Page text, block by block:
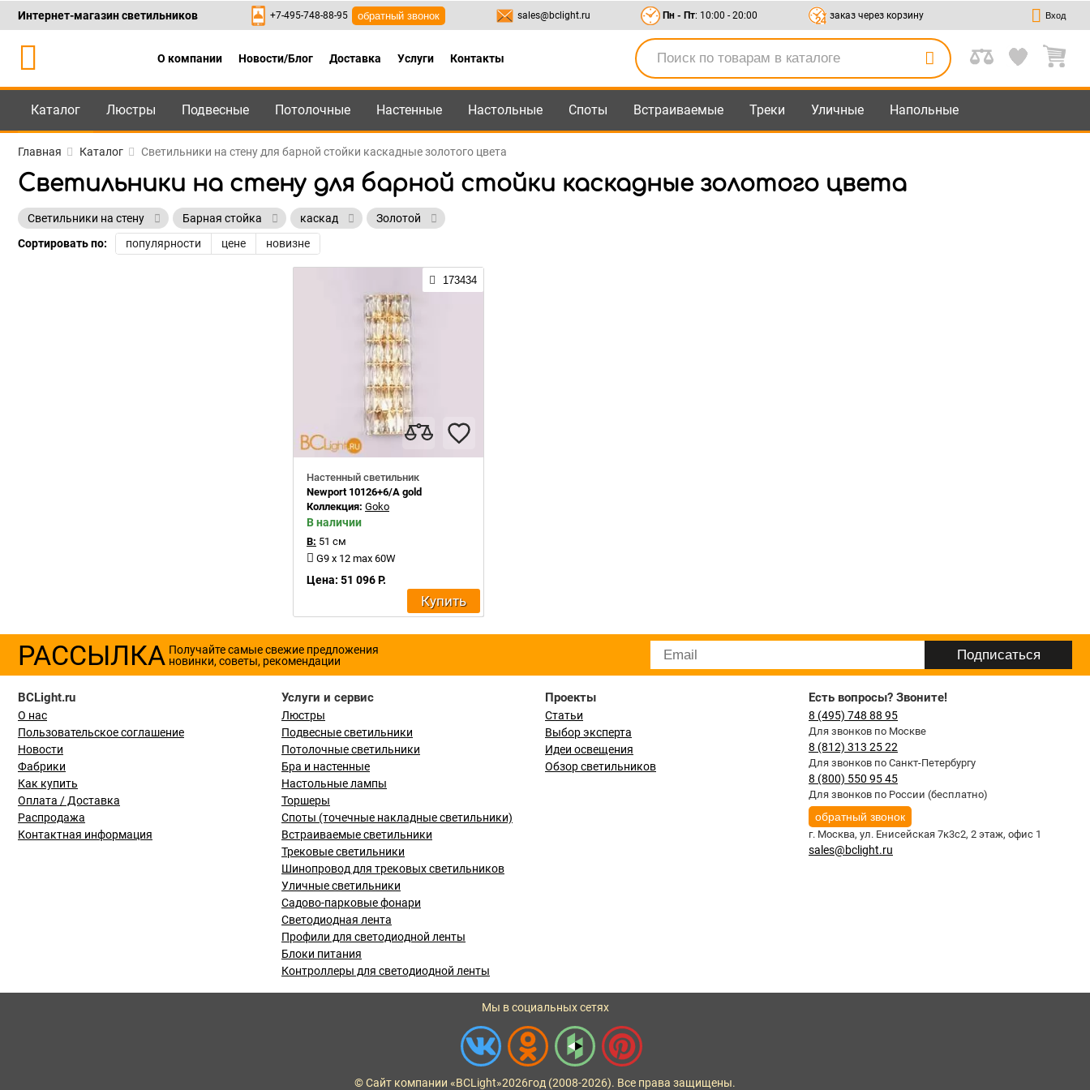
Каталог +7-495-748-88-95 ,8-800-550-95-45 sales@bclight.ru
Интернет-магазин светильников +7-495-748-88-95 обратный звонок sales@bclight.ru Пн - Пт: 10:00 - 20:00 заказ через корзину Вход
О компании Новости/Блог Доставка Услуги Контакты
Каталог Люстры Подвесные Потолочные Настенные Настольные Споты Встраиваемые Треки Уличные Напольные
Главная Каталог Светильники на стену для барной стойки каскадные золотого цвета
Светильники на стену для барной стойки каскадные золотого цвета
Светильники на стену Барная стойка каскад
Золотой
Сортировать по:
популярности цене новизне
173434
Настенный светильник
Newport 10126+6/A gold
Коллекция: Goko
В наличии
В: 51 см
G9 x 12 max 60W
Цена: 51 096 Р.
Купить
РАССЫЛКА Получайте самые свежие предложения
новинки, советы, рекомендации
BCLight.ru
О нас
Пользовательское соглашение
Новости
Фабрики
Как купить
Оплата / Доставка
Распродажа
Контактная информация
Услуги и сервис
Люстры
Подвесные светильники
Потолочные светильники
Бра и настенные
Настольные лампы
Торшеры
Споты (точечные накладные светильники)
Встраиваемые светильники
Трековые светильники
Шинопровод для трековых светильников
Уличные светильники
Садово-парковые фонари
Светодиодная лента
Профили для светодиодной ленты
Блоки питания
Контроллеры для светодиодной ленты
Проекты
Статьи
Выбор эксперта
Идеи освещения
Обзор светильников
Есть вопросы? Звоните!
8 (495) 748 88 95
Для звонков по Москве
8 (812) 313 25 22
Для звонков по Санкт-Петербургу
8 (800) 550 95 45
Для звонков по России (бесплатно)
обратный звонок
г. Москва, ул. Енисейская 7к3с2, 2 этаж, офис 1
sales@bclight.ru
Мы в социальных сетях
© Сайт компании «BCLight»2026год (2008-2026). Все права защищены.